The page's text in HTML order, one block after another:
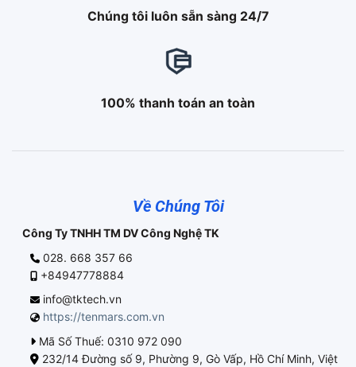
Chúng tôi luôn sẵn sàng 24/7
100% thanh toán an toàn
Về Chúng Tôi
Công Ty TNHH TM DV Công Nghệ TK
028. 668 357 66
+84947778884
info@tktech.vn
https://tenmars.com.vn
Mã Số Thuế: 0310 972 090
232/14 Đường số 9, Phường 9, Gò Vấp, Hồ Chí Minh, Việt